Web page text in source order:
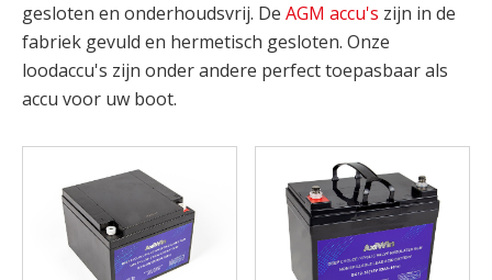
gesloten en onderhoudsvrij. De AGM accu's zijn in de
fabriek gevuld en hermetisch gesloten. Onze
loodaccu's zijn onder andere perfect toepasbaar als
accu voor uw boot.